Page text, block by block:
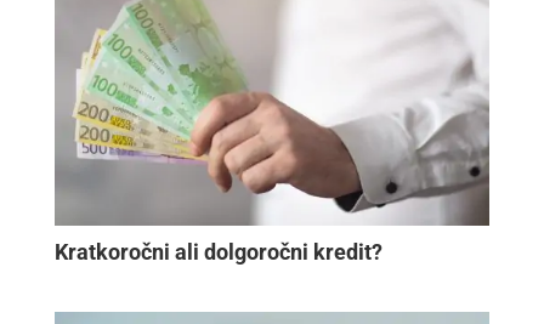
Kratkoročni ali dolgoročni kredit?